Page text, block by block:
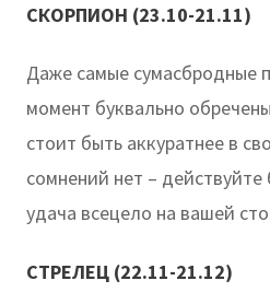
СКОРПИОН (23.10-21.11)
Даже самые сумасбродные
момент буквально
стоит быть аккуратнее в
сомнений нет – действуйте
удача всецело на вашей
СТРЕЛЕЦ (22.11-21.12)